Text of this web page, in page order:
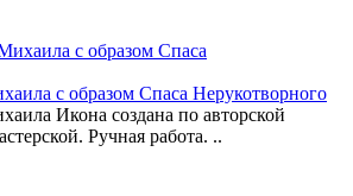
с образом Спаса Нерукотворного
Икона создана по авторской
Ручная работа. ..